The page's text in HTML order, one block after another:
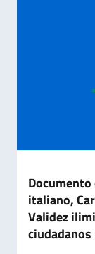
italiano,
Validez